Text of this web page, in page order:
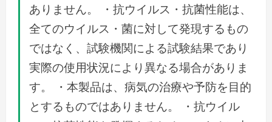
ありません。 ・抗ウイルス・抗菌性能は、
全てのウイルス・菌に対して発現するもの
ではなく、試験機関による試験結果であり
実際の使用状況により異なる場合がありま
す。 ・本製品は、病気の治療や予防を目的
とするものではありません。 ・抗ウイル